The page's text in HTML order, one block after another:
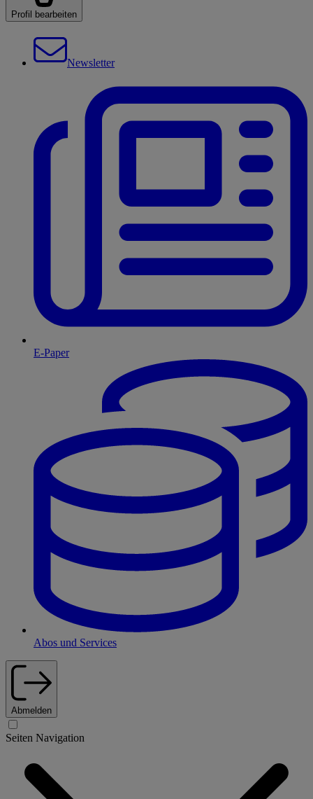
Profil bearbeiten
Newsletter
E-Paper
Abos und Services
Abmelden
Seiten Navigation